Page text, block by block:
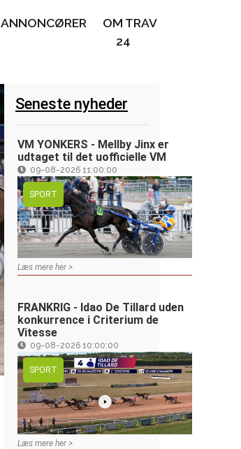
Seneste nyheder
VM YONKERS - Mellby Jinx er
udtaget til det uofficielle VM
09-08-2026 11:00:00
SPORT
Læs mere her >
FRANKRIG - Idao De Tillard uden
konkurrence i Criterium de
Vitesse
09-08-2026 10:00:00
SPORT
Læs mere her >
ANNONCØRER
OM TRAV
24